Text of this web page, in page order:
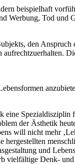
beispielhaft
Tod
den
der Ästhetik
will nicht mehr
und
vielfältige Denk-